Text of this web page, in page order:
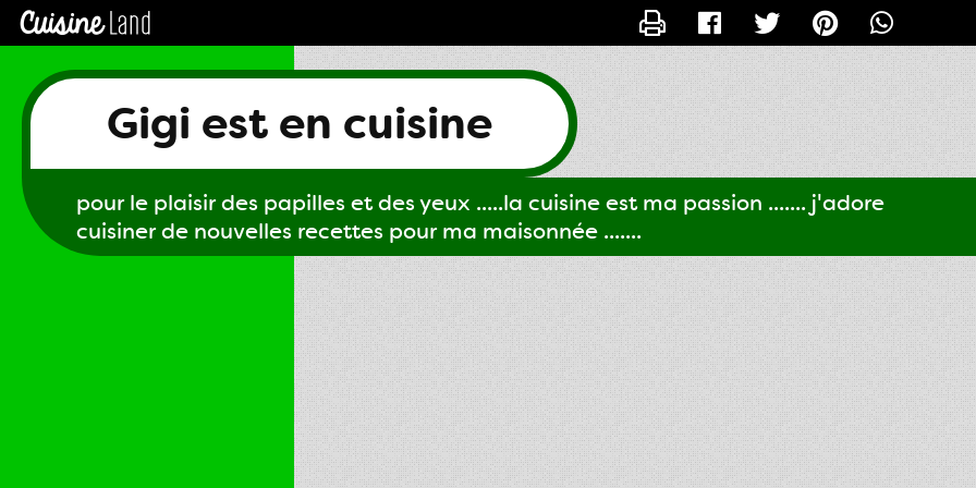
Gigi est en cuisine
pour le plaisir des papilles et des yeux .....la cuisine est ma passion ....... j'adore
cuisiner de nouvelles recettes pour ma maisonnée .......
CONTACTER GIGI61